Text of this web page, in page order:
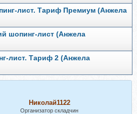
лист. Тариф Премиум (Анжела
шопинг-лист (Анжела
лист. Тариф 2 (Анжела
Николай1122
Организатор складчин